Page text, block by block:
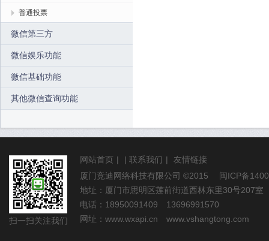
普通投票
微信第三方
微信娱乐功能
微信基础功能
其他微信查询功能
扫一扫关注我们
网站首页 | | 联系我们 |
友情链接
厦门竞迪网络科技有限公司 ©2015 闽ICP备
地址：厦门市思明区莲前街道西林东里30号207室
电话：18950091409 13696991570
网址： www.wxapi.cn www.vshangtong.com